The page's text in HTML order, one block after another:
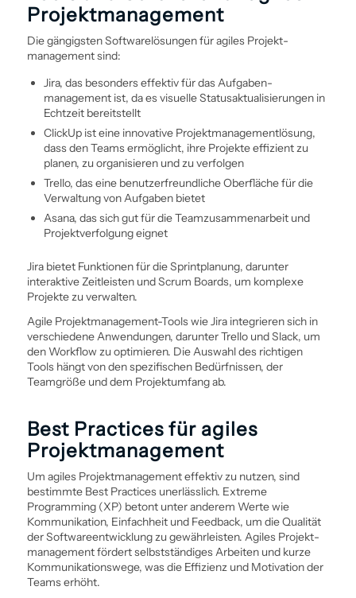
Projekt­management
Die gängigsten Software­lösungen für agiles Projekt­
management sind:
Jira, das besonders effektiv für das Aufgaben­
management ist, da es visuelle Statusaktualisierungen in
Echtzeit bereitstellt
ClickUp ist eine innovative Projekt­management­lösung,
dass den Teams ermöglicht, ihre Projekte effizient zu
planen, zu organisieren und zu verfolgen
Trello, das eine benutzerfreundliche Oberfläche für die
Verwaltung von Aufgaben bietet
Asana, das sich gut für die Teamzusammenarbeit und
Projektverfolgung eignet
Jira bietet Funktionen für die Sprintplanung, darunter
interaktive Zeitleisten und Scrum Boards, um komplexe
Projekte zu verwalten.
Agile Projekt­management-Tools wie Jira integrieren sich in
verschiedene Anwendungen, darunter Trello und Slack, um
den Workflow zu optimieren. Die Auswahl des richtigen
Tools hängt von den spezifischen Bedürfnissen, der
Teamgröße und dem Projektumfang ab.
Best Practices für agiles
Projekt­management
Um agiles Projekt­management effektiv zu nutzen, sind
bestimmte Best Practices unerlässlich. Extreme
Programming (XP) betont unter anderem Werte wie
Kommunikation, Einfachheit und Feedback, um die Qualität
der Software­entwicklung zu gewährleisten. Agiles Projekt­
management fördert selbstständiges Arbeiten und kurze
Kommunikationswege, was die Effizienz und Motivation der
Teams erhöht.